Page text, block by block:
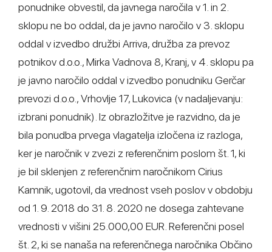
ponudnike obvestil, da javnega naročila v 1. in 2.
sklopu ne bo oddal, da je javno naročilo v 3. sklopu
oddal v izvedbo družbi Arriva, družba za prevoz
potnikov d.o.o., Mirka Vadnova 8, Kranj, v 4. sklopu pa
je javno naročilo oddal v izvedbo ponudniku Gerčar
prevozi d.o.o., Vrhovlje 17, Lukovica (v nadaljevanju:
izbrani ponudnik). Iz obrazložitve je razvidno, da je
bila ponudba prvega vlagatelja izločena iz razloga,
ker je naročnik v zvezi z referenčnim poslom št. 1, ki
je bil sklenjen z referenčnim naročnikom Cirius
Kamnik, ugotovil, da vrednost vseh poslov v obdobju
od 1. 9. 2018 do 31. 8. 2020 ne dosega zahtevane
vrednosti v višini 25.000,00 EUR. Referenčni posel
št. 2, ki se nanaša na referenčnega naročnika Občino